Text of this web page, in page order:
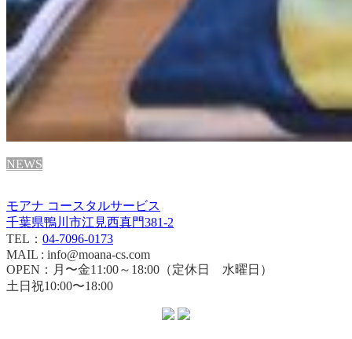
NEWS
モアナ コースタルサービス
千葉県鴨川市江見西真門381-2
TEL： 04-7096-0173
MAIL : info@moana-cs.com
OPEN：月〜金11:00～18:00（定休日 水曜日）
土日祝10:00〜18:00